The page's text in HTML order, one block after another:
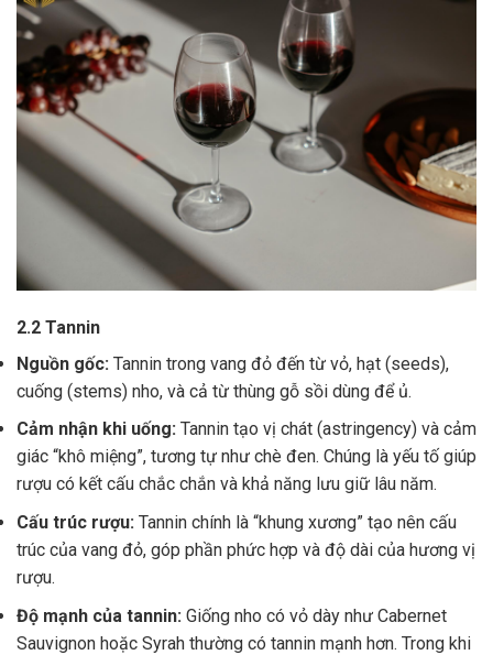
2.2 Tannin
Nguồn gốc: Tannin trong vang đỏ đến từ vỏ, hạt (seeds),
cuống (stems) nho, và cả từ thùng gỗ sồi dùng để ủ.
Cảm nhận khi uống: Tannin tạo vị chát (astringency) và cảm
giác “khô miệng”, tương tự như chè đen. Chúng là yếu tố giúp
rượu có kết cấu chắc chắn và khả năng lưu giữ lâu năm.
Cấu trúc rượu: Tannin chính là “khung xương” tạo nên cấu
trúc của vang đỏ, góp phần phức hợp và độ dài của hương vị
rượu.
Độ mạnh của tannin: Giống nho có vỏ dày như Cabernet
Sauvignon hoặc Syrah thường có tannin mạnh hơn. Trong khi